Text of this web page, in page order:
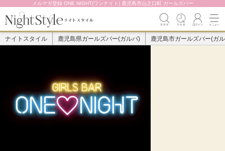
メルマガ登録 ONE NIGHT(ワンナイト) 鹿児島市山之口町 ガールズバー
ナイトスタイル 鹿児島県ガールズバー(ガルバ) 鹿児島市ガールズバー(ガ